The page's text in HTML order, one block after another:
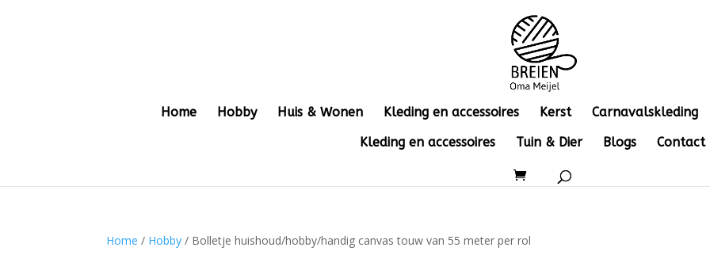
Home Hobby Huis & Wonen Kleding en accessoires Kerst
Carnavalskleding
Kleding en accessoires
Tuin & Dier Blogs Contact
Home / Hobby / Bolletje huishoud/hobby/handig canvas touw van 55 meter per rol